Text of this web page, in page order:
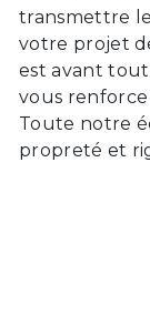
transmettre
votre projet
est avant
vous
Toute notre
propreté et